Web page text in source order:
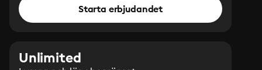
Starta erbjudandet
Unlimited